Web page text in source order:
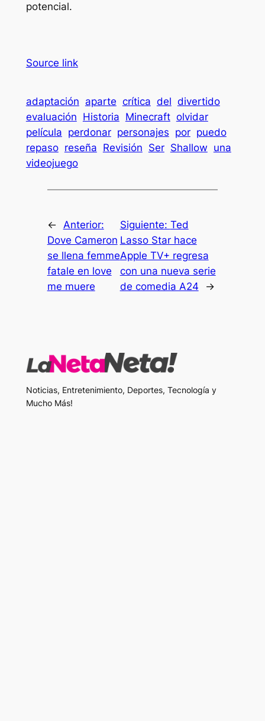
potencial.
Source link
adaptación aparte crítica del divertido
evaluación Historia Minecraft olvidar
película perdonar personajes por puedo
repaso reseña Revisión Ser Shallow una
videojuego
←
Anterior:
Dove Cameron
se llena femme
fatale en love
me muere
Siguiente: Ted
Lasso Star hace
Apple TV+ regresa
con una nueva serie
de comedia A24
→
Noticias, Entretenimiento, Deportes, Tecnología y
Mucho Más!